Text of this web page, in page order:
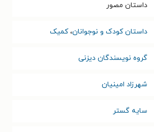
داستان مصور
داستان کودک و نوجوانان،کمیک
گروه نویسندگان دیزنی
شهرزاد امینیان
سایه گستر